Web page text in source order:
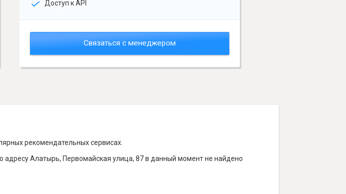
Доступ к API
Связаться с менеджером
рекомендательных сервисах.
Алатырь, Первомайская улица, 87 в данный момент не найдено